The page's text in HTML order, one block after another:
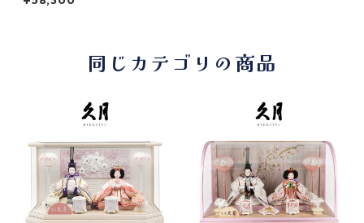
ッド 雛人形/ひな人形/雛祭
同じカテゴリの商品